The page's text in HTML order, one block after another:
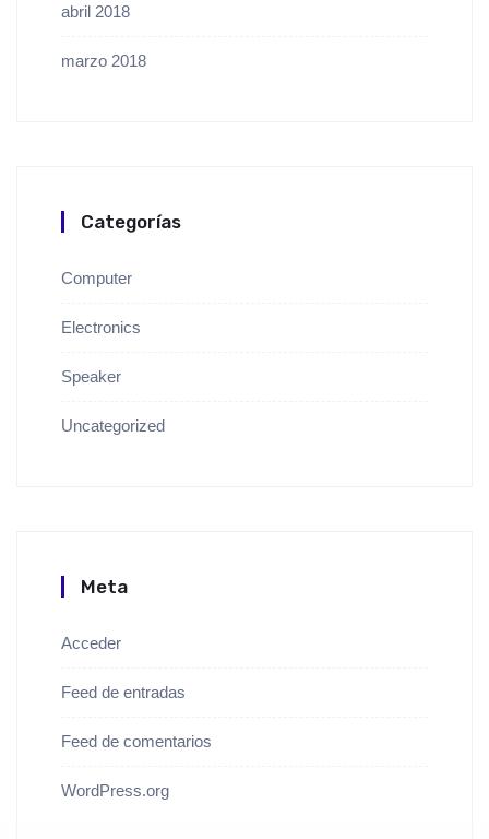
abril 2018
marzo 2018
Categorías
Computer
Electronics
Speaker
Uncategorized
Meta
Acceder
Feed de entradas
Feed de comentarios
WordPress.org